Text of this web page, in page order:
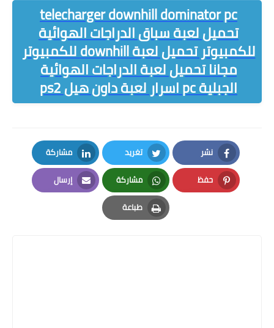
telecharger downhill dominator pc
تحميل لعبة سباق الدراجات الهوائية
للكمبيوتر تحميل لعبة downhill للكمبيوتر
مجانا تحميل لعبة الدراجات الهوائية
الجبلية pc اسرار لعبة داون هيل ps2
نشر
Facebook
تغريد
Twitter
مشاركة
LinkedIn
حفظ
Pinterest
مشاركة
Whatsapp
إرسال
Email
طباعة
Print